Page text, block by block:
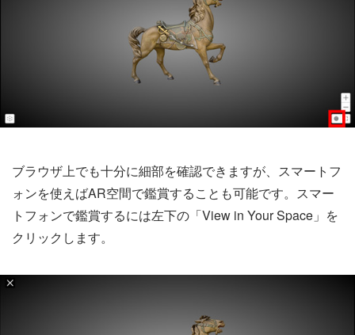
ブラウザ上でも十分に細部を確認できますが、スマートフ
ォンを使えばAR空間で鑑賞することも可能です。スマー
トフォンで鑑賞するには左下の「View in Your Space」を
クリックします。